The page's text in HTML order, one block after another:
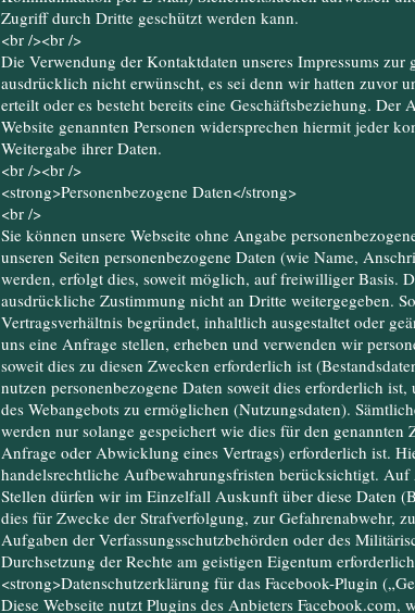
Zugriff durch Dritte geschützt werden kann.
<br /><br />
Die Verwendung der Kontaktdaten unseres Impressums zur
ausdrücklich nicht erwünscht, es sei denn wir hatten zuvor
erteilt oder es besteht bereits eine Geschäftsbeziehung. Der
Website genannten Personen widersprechen hiermit jeder
Weitergabe ihrer Daten.
<br /><br />
<strong>Personenbezogene Daten</strong>
<br />
Sie können unsere Webseite ohne Angabe
unseren Seiten personenbezogene Daten (wie Name,
werden, erfolgt dies, soweit möglich, auf freiwilliger Basis.
ausdrückliche Zustimmung nicht an Dritte weitergegeben.
Vertragsverhältnis begründet, inhaltlich ausgestaltet oder
uns eine Anfrage stellen, erheben und verwenden wir
soweit dies zu diesen Zwecken erforderlich ist
nutzen personenbezogene Daten soweit dies erforderlich
des Webangebots zu ermöglichen (Nutzungsdaten).
werden nur solange gespeichert wie dies für den genannten
Anfrage oder Abwicklung eines Vertrags) erforderlich ist.
handelsrechtliche Aufbewahrungsfristen berücksichtigt.
Stellen dürfen wir im Einzelfall Auskunft über diese Daten
dies für Zwecke der Strafverfolgung, zur Gefahrenabwehr,
Aufgaben der Verfassungsschutzbehörden oder des
Durchsetzung der Rechte am geistigen Eigentum
<strong>Datenschutzerklärung für das Facebook-Plugin
Diese Webseite nutzt Plugins des Anbieters Facebook.com,